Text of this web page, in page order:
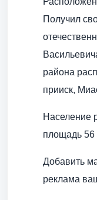
Получил
района
прииск,
Население
площадь 56
Добавить
реклама